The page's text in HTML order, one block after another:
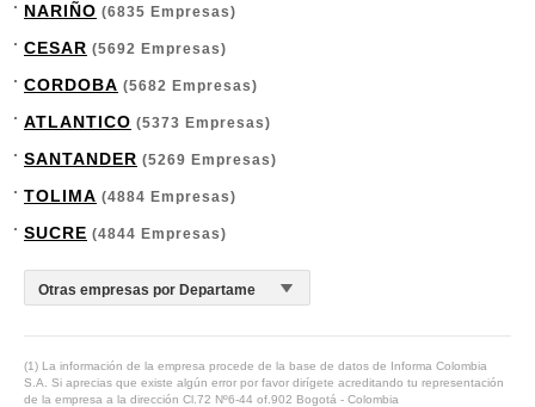
NARIÑO (6835 Empresas)
CESAR (5692 Empresas)
CORDOBA (5682 Empresas)
ATLANTICO (5373 Empresas)
SANTANDER (5269 Empresas)
TOLIMA (4884 Empresas)
SUCRE (4844 Empresas)
(1) La información de la empresa procede de la base de datos de Informa Colombia
S.A. Si aprecias que existe algún error por favor dirígete acreditando tu representación
de la empresa a la dirección Cl.72 Nº6-44 of.902 Bogotá - Colombia